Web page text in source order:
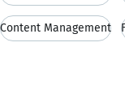
Content Management